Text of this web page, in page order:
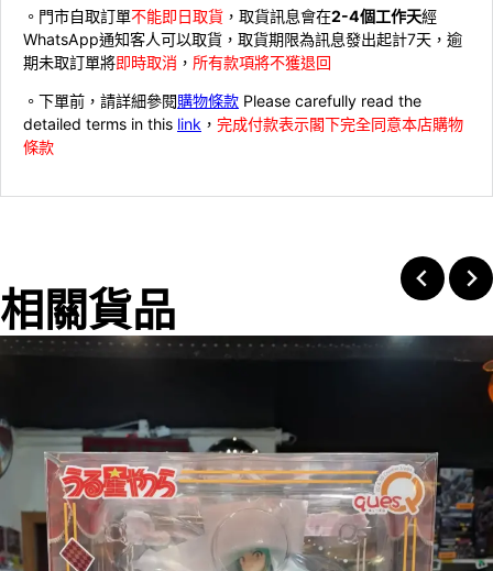
。門市自取訂單不能即日取貨 ，取貨訊息會在2-4個工作天經
WhatsApp通知客人可以取貨，取貨期限為訊息發出起計7天，逾
期未取訂單將即時取消 ， 所有款項將不獲退回
。下單前，請詳細參閱購物條款 Please carefully read the
detailed terms in this link ， 完成付款表示閣下完全同意本店購物
條款
相關貨品